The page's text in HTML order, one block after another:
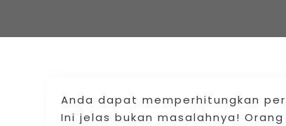
Anda dapat memperhitungkan
Ini jelas bukan masalahnya!